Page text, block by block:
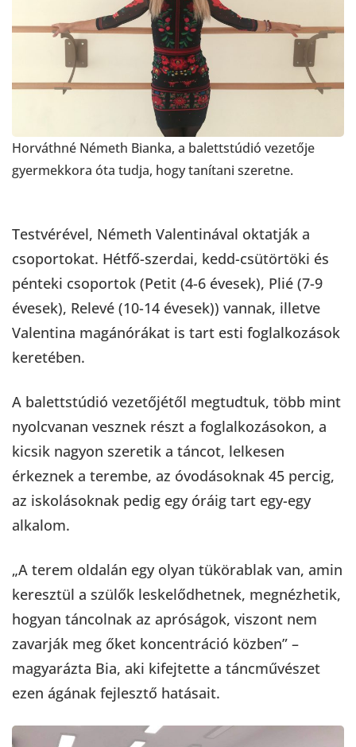
Horváthné Németh Bianka, a balettstúdió vezetője
gyermekkora óta tudja, hogy tanítani szeretne.
Testvérével, Németh Valentinával oktatják a
csoportokat. Hétfő-szerdai, kedd-csütörtöki és
pénteki csoportok (Petit (4-6 évesek), Plié (7-9
évesek), Relevé (10-14 évesek)) vannak, illetve
Valentina magánórákat is tart esti foglalkozások
keretében.
A balettstúdió vezetőjétől megtudtuk, több mint
nyolcvanan vesznek részt a foglalkozásokon, a
kicsik nagyon szeretik a táncot, lelkesen
érkeznek a terembe, az óvodásoknak 45 percig,
az iskolásoknak pedig egy óráig tart egy-egy
alkalom.
„A terem oldalán egy olyan tükörablak van, amin
keresztül a szülők leskelődhetnek, megnézhetik,
hogyan táncolnak az apróságok, viszont nem
zavarják meg őket koncentráció közben” –
magyarázta Bia, aki kifejtette a táncművészet
ezen ágának fejlesztő hatásait.